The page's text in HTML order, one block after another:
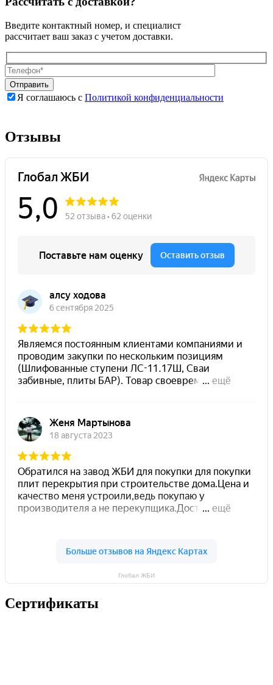
Введите контактный номер, и специалист
рассчитает ваш заказ с учетом доставки.
Я соглашаюсь с Политикой конфиденциальности
поле
пустым.
поле
пустым.
Отзывы
Глобал ЖБИ
Сертификаты